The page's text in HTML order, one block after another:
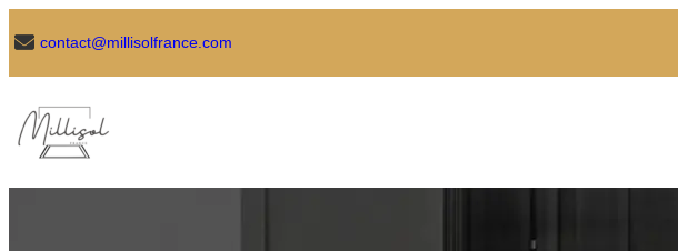
contact@millisolfrance.com